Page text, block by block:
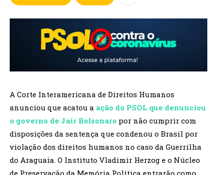
A Corte Interamericana de Direitos Humanos
anunciou que acatou a ação do PSOL que denunciou
o governo de Jair Bolsonaro por não cumprir com
disposições da sentença que condenou o Brasil por
violação dos direitos humanos no caso da Guerrilha
do Araguaia. O Instituto Vladimir Herzog e o Núcleo